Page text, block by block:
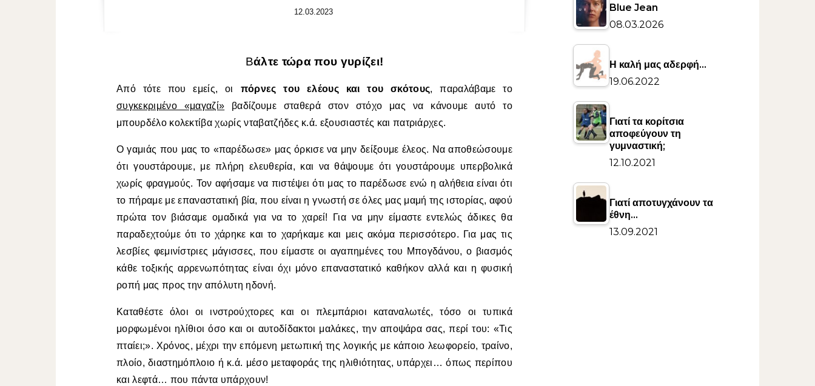
12.03.2023
Βάλτε τώρα που γυρίζει!
Από τότε που εμείς, οι πόρνες του ελέους και του σκότους, παραλάβαμε το
συγκεκριμένο «μαγαζί» βαδίζουμε σταθερά στον στόχο μας να κάνουμε αυτό το
μπουρδέλο κολεκτίβα χωρίς νταβατζήδες κ.ά. εξουσιαστές και πατριάρχες.
Ο γαμιάς που μας το «παρέδωσε» μας όρκισε να μην δείξουμε έλεος. Να αποθεώσουμε
ότι γουστάρουμε, με πλήρη ελευθερία, και να θάψουμε ότι γουστάρουμε υπερβολικά
χωρίς φραγμούς. Τον αφήσαμε να πιστέψει ότι μας το παρέδωσε ενώ η αλήθεια είναι ότι
το πήραμε με επαναστατική βία, που είναι η γνωστή σε όλες μας μαμή της ιστορίας, αφού
πρώτα τον βιάσαμε ομαδικά για να το χαρεί! Για να μην είμαστε εντελώς άδικες θα
παραδεχτούμε ότι το χάρηκε και το χαρήκαμε και μεις ακόμα περισσότερο. Για μας τις
λεσβίες φεμινίστριες μάγισσες, που είμαστε οι αγαπημένες του Μπογδάνου, ο βιασμός
κάθε τοξικής αρρενωπότητας είναι όχι μόνο επαναστατικό καθήκον αλλά και η φυσική
ροπή μας προς την απόλυτη ηδονή.
Καταθέστε όλοι οι ινστρούχτορες και οι πλεμπάριοι καταναλωτές, τόσο οι τυπικά
μορφωμένοι ηλίθιοι όσο και οι αυτοδίδακτοι μαλάκες, την αποψάρα σας, περί του: «Τις
πταίει;». Χρόνος, μέχρι την επόμενη μετωπική της λογικής με κάποιο λεωφορείο, τραίνο,
πλοίο, διαστημόπλοιο ή κ.ά. μέσο μεταφοράς της ηλιθιότητας, υπάρχει… όπως περίπου
και λεφτά… που πάντα υπάρχουν!
Blue Jean
08.03.2026
Η καλή μας αδερφή…
19.06.2022
Γιατί τα κορίτσια
αποφεύγουν τη
γυμναστική;
12.10.2021
Γιατί αποτυγχάνουν τα
έθνη…
13.09.2021